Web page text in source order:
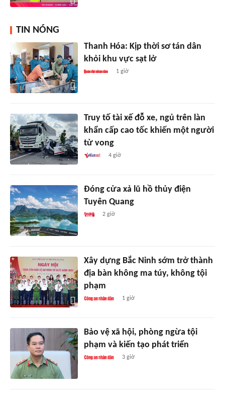
TIN NÓNG
Thanh Hóa: Kịp thời sơ tán dân
khỏi khu vực sạt lở
1 giờ
Truy tố tài xế đỗ xe, ngủ trên làn
khẩn cấp cao tốc khiến một người
tử vong
4 giờ
Đóng cửa xả lũ hồ thủy điện
Tuyên Quang
2 giờ
Xây dựng Bắc Ninh sớm trở thành
địa bàn không ma túy, không tội
phạm
1 giờ
Bảo vệ xã hội, phòng ngừa tội
phạm và kiến tạo phát triển
3 giờ